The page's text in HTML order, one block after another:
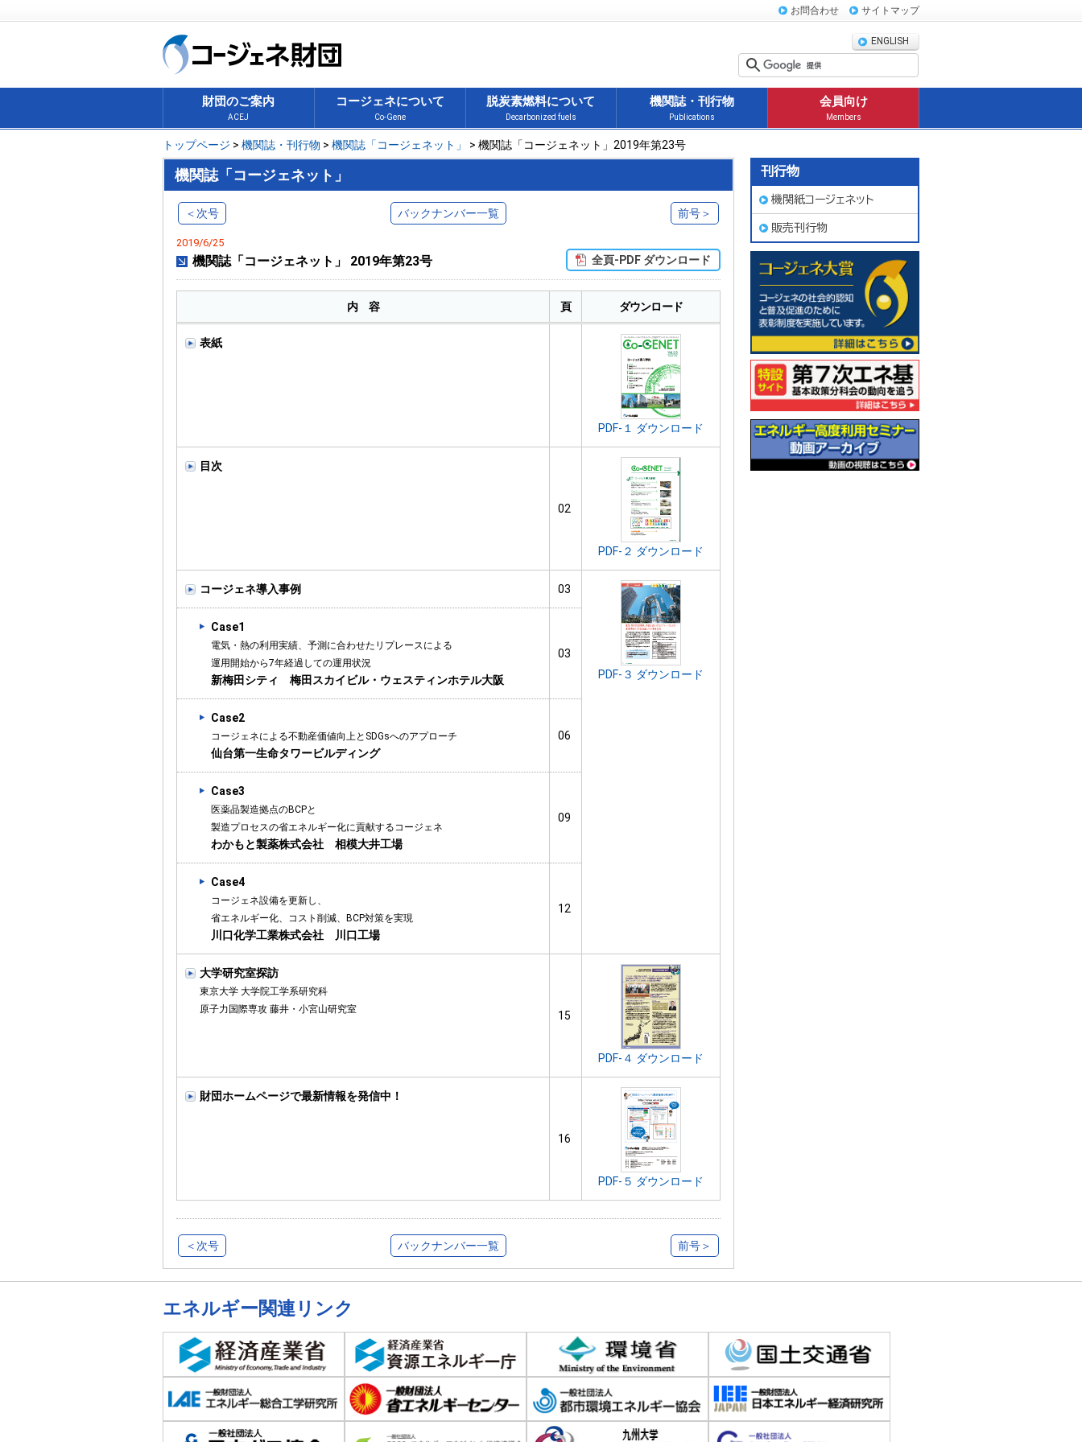
お問合わせ サイトマップ
ENGLISH
財団のご案内
ACEJ
コージェネについて
Co-Gene
脱炭素燃料について
Decarbonized fuels
機関誌・刊行物
Publications
会員向け
Members
トップページ > 機関誌・刊行物 > 機関誌「コージェネット」 > 機関誌「コージェネット」2019年第23号
機関誌「コージェネット」
＜次号 バックナンバー一覧 前号＞
2019/6/25
全頁-PDF ダウンロード
機関誌「コージェネット」 2019年第23号
内 容 頁 ダウンロード
表紙
PDF-１ ダウンロード
目次
02
PDF-２ ダウンロード
コージェネ導入事例 03
PDF-３ ダウンロード
Case1
電気・熱の利用実績、予測に合わせたリプレースによる
運用開始から7年経過しての運用状況
新梅田シティ 梅田スカイビル・ウェスティンホテル大阪
03
Case2
コージェネによる不動産価値向上とSDGsへのアプローチ
仙台第一生命タワービルディング
06
Case3
医薬品製造拠点のBCPと
製造プロセスの省エネルギー化に貢献するコージェネ
わかもと製薬株式会社 相模大井工場
09
Case4
コージェネ設備を更新し、
省エネルギー化、コスト削減、BCP対策を実現
川口化学工業株式会社 川口工場
12
大学研究室探訪
東京大学 大学院工学系研究科
原子力国際専攻 藤井・小宮山研究室
15
PDF-４ ダウンロード
財団ホームページで最新情報を発信中！
16
PDF-５ ダウンロード
＜次号 バックナンバー一覧 前号＞
刊行物
機関紙コージェネット
販売刊行物
エネルギー関連リンク